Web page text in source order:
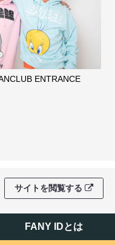
ENTRANCE
サイトを閲覧する
FANY IDとは